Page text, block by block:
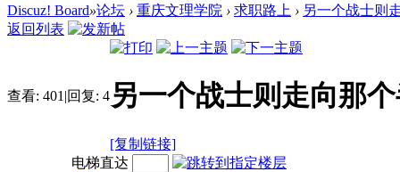
Discuz! Board»论坛 › 重庆文理学院 › 求职路上 › 另一个战士则
返回列表
查看: 401 |回复: 4 另一个战士则走向那
[复制链接]
电梯直达